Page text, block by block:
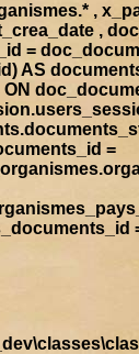
,
,
=
AS
=